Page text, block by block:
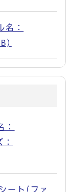
名：
：
ート(ファ